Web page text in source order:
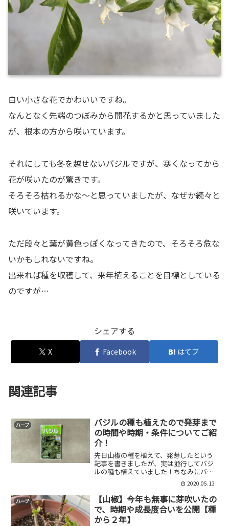
白い小さな花でかわいいですね。
なんとなく先端のつぼみから開花するかと思っていました
が、根本の方から咲いています。
それにしても冬を越せないバジルですが、寒くなってから
花が咲いたのが驚きです。
そろそろ枯れるかな～と思っていましたが、なぜか続々と
咲いています。
ただ段々と葉が黄色っぽくなってきたので、そろそろ危な
いかもしれないですね。
出来れば種を収穫して、来年植えることを目標としている
のですが…
シェアする
X Facebook はてブ
関連記事
ハーブ
バジルの種も植えたので発芽まで
の時間や時期・条件についてご紹
介！
先日山椒の種を植えて、発芽したという
記事を書きましたが、実は並行してバジ
ルの種も植えていました！ちなみにバジ
ルの種は昨年育てていたバジルから採取
したものではなく市販されているもので
す。ちなみにこのバジルは結局花が咲か
ず種も取ることができませ...
2020.05.13
ハーブ
【山椒】今年も無事に芽吹いたの
で、時期や成長度合いを公開【種
から２年】